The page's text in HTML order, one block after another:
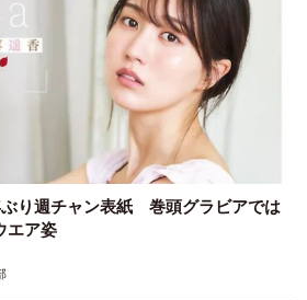
り週チャン表紙 巻頭グラビアでは
エア姿